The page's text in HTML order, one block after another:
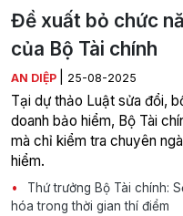
Đề xuất bỏ chức
của Bộ Tài chính
AN DIỆP 25-08-2025
Tại dự thảo Luật sửa đổi,
doanh bảo hiểm, Bộ Tài
mà chỉ kiểm tra chuyên
hiểm.
Thứ trưởng Bộ Tài chính:
hóa trong thời gian thí điểm